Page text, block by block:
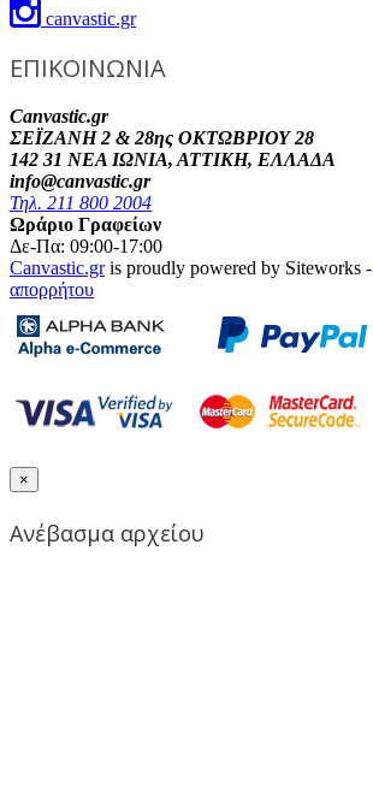
canvastic.gr
ΕΠΙΚΟΙΝΩΝΙΑ
Canvastic.gr
ΣΕΪΖΑΝΗ 2 & 28ης ΟΚΤΩΒΡΙΟΥ 28
142 31 ΝΕΑ ΙΩΝΙΑ, ΑΤΤΙΚΗ, ΕΛΛΑΔΑ
info@canvastic.gr
Τηλ. 211 800 2004
Ωράριο Γραφείων
Δε-Πα: 09:00-17:00
Canvastic.gris proudly powered by Siteworks -
απορρήτου
×
Ανέβασμα αρχείου